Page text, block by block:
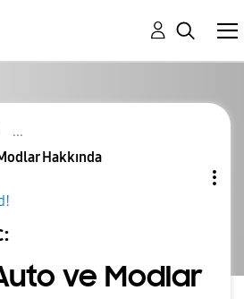
Hakkında
ve Modlar